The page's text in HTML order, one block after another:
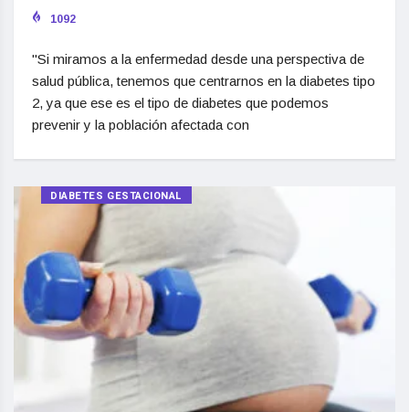
1092
"Si miramos a la enfermedad desde una perspectiva de
salud pública, tenemos que centrarnos en la diabetes tipo
2, ya que ese es el tipo de diabetes que podemos
prevenir y la población afectada con
DIABETES GESTACIONAL